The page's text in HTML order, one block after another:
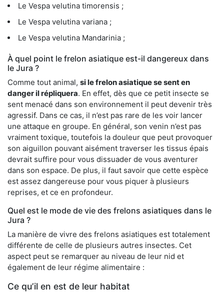
Le Vespa velutina timorensis ;
Le Vespa velutina variana ;
Le Vespa velutina Mandarinia ;
À quel point le frelon asiatique est-il dangereux dans
le Jura ?
Comme tout animal, si le frelon asiatique se sent en
danger il répliquera. En effet, dès que ce petit insecte se
sent menacé dans son environnement il peut devenir très
agressif. Dans ce cas, il n’est pas rare de les voir lancer
une attaque en groupe. En général, son venin n’est pas
vraiment toxique, toutefois la douleur que peut provoquer
son aiguillon pouvant aisément traverser les tissus épais
devrait suffire pour vous dissuader de vous aventurer
dans son espace. De plus, il faut savoir que cette espèce
est assez dangereuse pour vous piquer à plusieurs
reprises, et ce en profondeur.
Quel est le mode de vie des frelons asiatiques dans le
Jura ?
La manière de vivre des frelons asiatiques est totalement
différente de celle de plusieurs autres insectes. Cet
aspect peut se remarquer au niveau de leur nid et
également de leur régime alimentaire :
Ce qu’il en est de leur habitat